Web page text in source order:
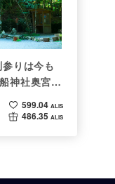
りは今も
神社奥宮を
599.04 ALIS
486.35 ALIS